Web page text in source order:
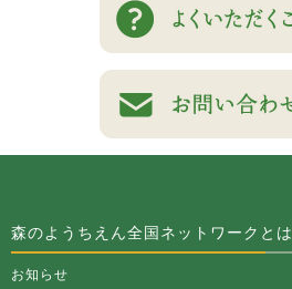
森のようちえん全国ネットワークとは
お知らせ